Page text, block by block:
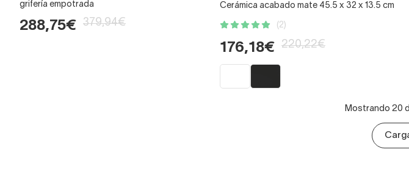
grifería empotrada
288,75€ 379,94€
Cerámica acabado mate 45.5 x 32 x 13.5 cm
(2)
176,18€ 220,22€
Mostrando 20